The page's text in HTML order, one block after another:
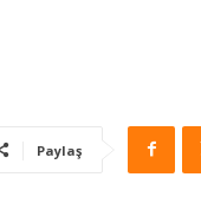
Paylaş